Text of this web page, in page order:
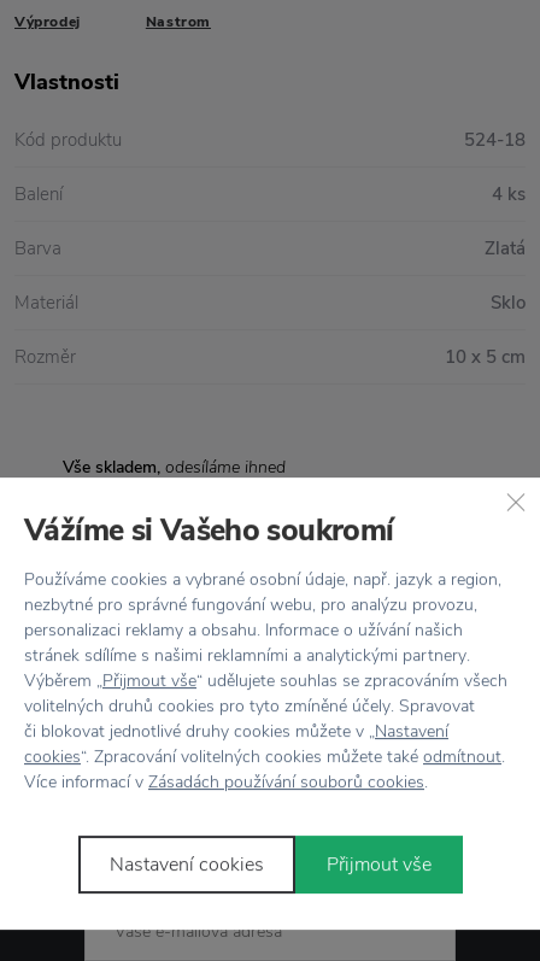
Vše skladem, odesíláme ihned
Doprava zdarma nad 2 000 Kč
7500+ produktů na výběr
Showroom ve Zlíně
Výprodej Nastrom
Vlastnosti
Kód produktu 524-18
Balení 4 ks
Barva Zlatá
Materiál Sklo
Rozměr 10 x 5 cm
Novinkye-mailem
Vážíme si Vašeho soukromí
Používáme cookies a vybrané osobní údaje, např. jazyk a region,
nezbytné pro správné fungování webu, pro analýzu provozu,
personalizaci reklamy a obsahu. Informace o užívání našich
stránek sdílíme s našimi reklamními a analytickými partnery.
Výběrem „Přijmout vše“ udělujete souhlas se zpracováním všech
volitelných druhů cookies pro tyto zmíněné účely. Spravovat
či blokovat jednotlivé druhy cookies můžete v „Nastavení
cookies“. Zpracování volitelných cookies můžete také odmítnout.
Více informací v Zásadách používání souborů cookies.
Nastavení cookies Přijmout vše